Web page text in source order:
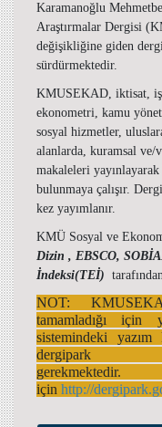
Karamanoğlu
Araştırmalar Dergisi
değişikliğine giden
sürdürmektedir.
KMUSEKAD, iktisat,
ekonometri, kamu
sosyal hizmetler,
alanlarda, kuramsal ve/
makaleleri
bulunmaya çalışır.
kez yayımlanır.
KMÜ Sosyal ve
Dizin , EBSCO,
İndeksi(TEİ)
NOT:
tamamladığı için
sistemindeki
dergipark
için http://